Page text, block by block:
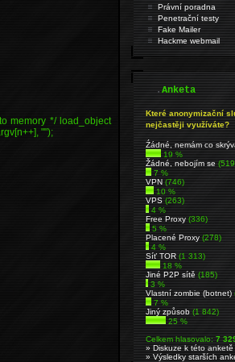
memory */ load_object
"");
Právní poradna
Penetrační testy
Fake Mailer
Hackme webmail
.Anketa
Které anonymizační
nejčastěji využíváte?
Źádné, nemám co
19 %
Žádné, nebojím se
7 %
VPN(746)
10 %
VPS(263)
4 %
Free Proxy(336)
5 %
Placené Proxy(278)
4 %
Síť TOR(1 313)
18 %
Jiné P2P sítě(185)
3 %
Vlastní zombie (botnet)
7 %
Jiný způsob(1 842)
25 %
Celkem hlasovalo:7
» Diskuze k této anketě
» Výsledky starších